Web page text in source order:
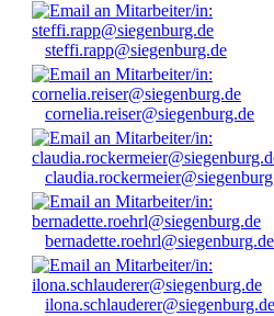
steffi.rapp@siegenburg.de
cornelia.reiser@siegenburg.de
bernadette.roehrl@siegenburg.de
ilona.schlauderer@siegenburg.de